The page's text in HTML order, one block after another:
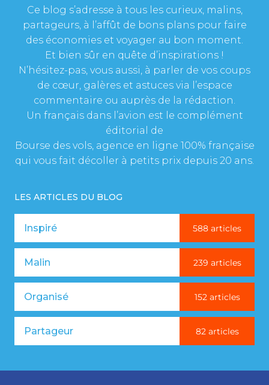
Ce blog s’adresse à tous les curieux, malins,
partageurs, à l’affût de bons plans pour faire
des économies et voyager au bon moment.
Et bien sûr en quête d’inspirations !
N’hésitez-pas, vous aussi, à parler de vos coups
de cœur, galères et astuces via l’espace
commentaire ou auprès de la rédaction.
Un français dans l’avion est le complément
éditorial de
Bourse des vols, agence en ligne 100% française
qui vous fait décoller à petits prix depuis 20 ans.
LES ARTICLES DU BLOG
Inspiré 588 articles
Malin 239 articles
Organisé 152 articles
Partageur 82 articles